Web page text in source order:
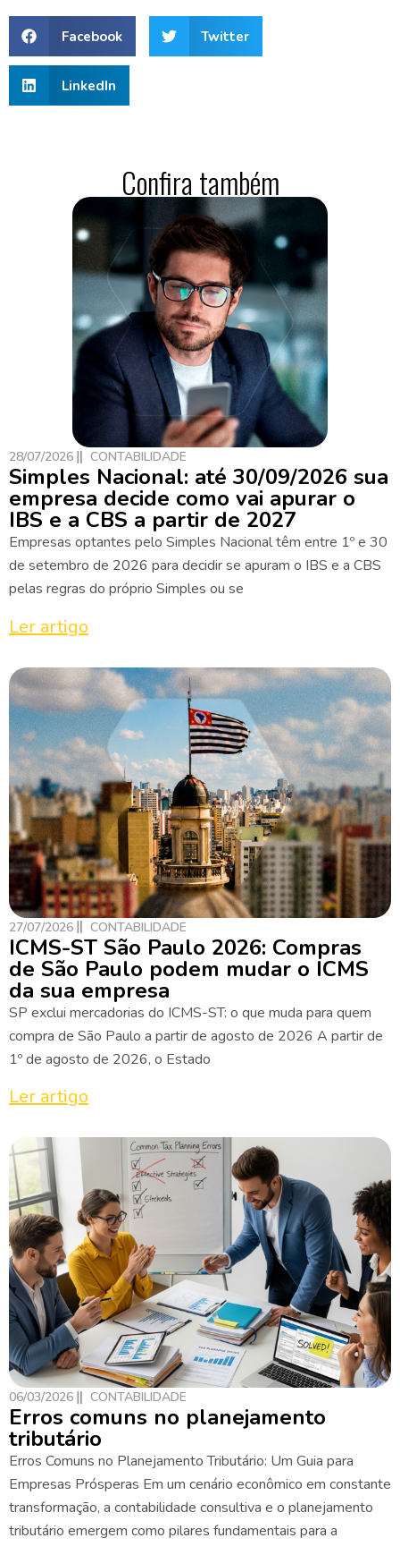
Facebook Twitter
LinkedIn
Confira também
28/07/2026 CONTABILIDADE
Simples Nacional: até 30/09/2026 sua
empresa decide como vai apurar o
IBS e a CBS a partir de 2027
Empresas optantes pelo Simples Nacional têm entre 1º e 30
de setembro de 2026 para decidir se apuram o IBS e a CBS
pelas regras do próprio Simples ou se
Ler artigo
27/07/2026 CONTABILIDADE
ICMS-ST São Paulo 2026: Compras
de São Paulo podem mudar o ICMS
da sua empresa
SP exclui mercadorias do ICMS-ST: o que muda para quem
compra de São Paulo a partir de agosto de 2026 A partir de
1º de agosto de 2026, o Estado
Ler artigo
06/03/2026 CONTABILIDADE
Erros comuns no planejamento
tributário
Erros Comuns no Planejamento Tributário: Um Guia para
Empresas Prósperas Em um cenário econômico em constante
transformação, a contabilidade consultiva e o planejamento
tributário emergem como pilares fundamentais para a